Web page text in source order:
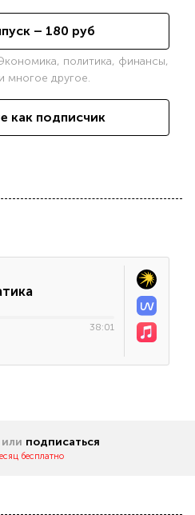
– 180 руб
политика, финансы,
многое другое.
как подписчик
38:01
или подписаться
бесплатно